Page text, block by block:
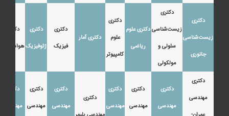
دکتری
زیست‌شناسی
جانوری
دکتری
زیست‌شناسی
سلولی و
مولکولی
دکتری علوم
ریاضی
دکتری
علوم
کامپیوتر
دکتری آمار
دکتری
فیزیک
دکتری
ژئوفیزیک
دکتری
هواشناسی
دکتری
مهندسی
دکتری
مهندسی
دکتری
مهندسی
دکتری
مهندسی
دکتری
دکتری
مهندسی
دکتری
مهندسی
دکتری
مهندسی